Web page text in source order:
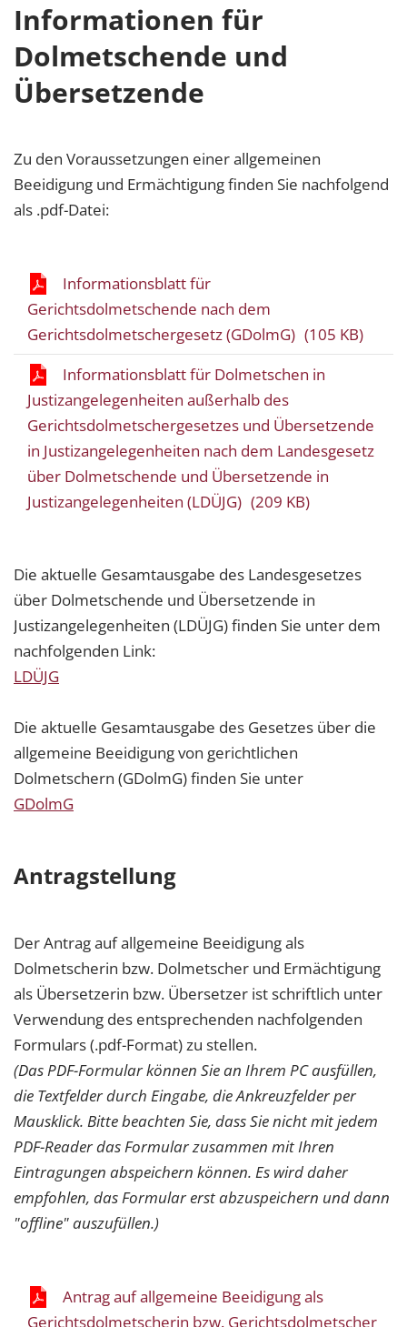
Informationen für
Dolmetschende und
Übersetzende
Zu den Voraussetzungen einer allgemeinen
Beeidigung und Ermächtigung finden Sie nachfolgend
als .pdf-Datei:
Informationsblatt für
Gerichtsdolmetschende nach dem
Gerichtsdolmetschergesetz (GDolmG) (105 KB)
Informationsblatt für Dolmetschen in
Justizangelegenheiten außerhalb des
Gerichtsdolmetschergesetzes und Übersetzende
in Justizangelegenheiten nach dem Landesgesetz
über Dolmetschende und Übersetzende in
Justizangelegenheiten (LDÜJG) (209 KB)
Die aktuelle Gesamtausgabe des Landesgesetzes
über Dolmetschende und Übersetzende in
Justizangelegenheiten (LDÜJG) finden Sie unter dem
nachfolgenden Link:
LDÜJG
Die aktuelle Gesamtausgabe des Gesetzes über die
allgemeine Beeidigung von gerichtlichen
Dolmetschern (GDolmG) finden Sie unter
GDolmG
Antragstellung
Der Antrag auf allgemeine Beeidigung als
Dolmetscherin bzw. Dolmetscher und Ermächtigung
als Übersetzerin bzw. Übersetzer ist schriftlich unter
Verwendung des entsprechenden nachfolgenden
Formulars (.pdf-Format) zu stellen.
(Das PDF-Formular können Sie an Ihrem PC ausfüllen,
die Textfelder durch Eingabe, die Ankreuzfelder per
Mausklick. Bitte beachten Sie, dass Sie nicht mit jedem
PDF-Reader das Formular zusammen mit Ihren
Eintragungen abspeichern können. Es wird daher
empfohlen, das Formular erst abzuspeichern und dann
"offline" auszufüllen.)
Antrag auf allgemeine Beeidigung als
Gerichtsdolmetscherin bzw. Gerichtsdolmetscher